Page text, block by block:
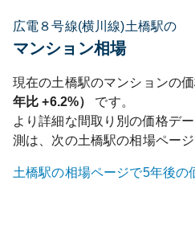
広電８号線(横川線)土橋駅の
マンション相場
現在の土橋駅のマンションの
年比+6.2%）
です。
より詳細な間取り別の価格デ
測は、次の土橋駅の相場ペー
土橋駅の相場ページで5年後の